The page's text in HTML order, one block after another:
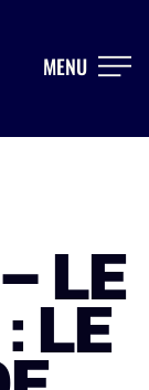
MENU
LE
LE